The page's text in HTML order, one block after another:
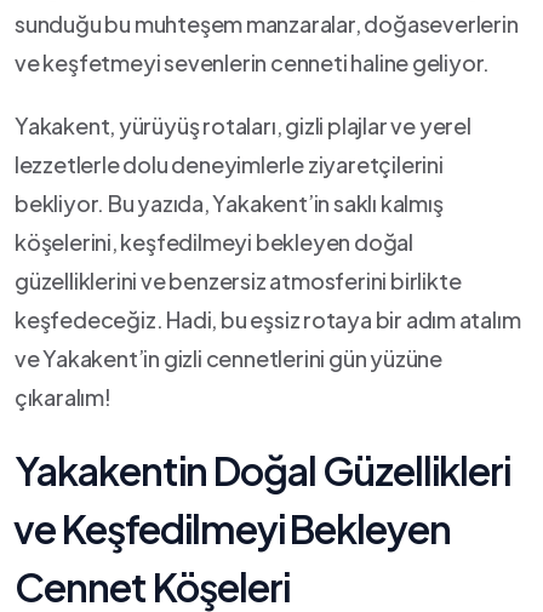
sunduğu bu ‌muhteşem⁣ manzaralar, doğaseverlerin
ve ‌keşfetmeyi sevenlerin cenneti haline⁣ geliyor.
Yakakent, ⁢yürüyüş rotaları, gizli ‍plajlar ve yerel
⁢lezzetlerle dolu deneyimlerle ziyaretçilerini​
bekliyor. ⁣Bu yazıda, ⁢Yakakent’in saklı kalmış
köşelerini, ⁤keşfedilmeyi‌ bekleyen doğal
güzelliklerini ve‍ benzersiz atmosferini birlikte
keşfedeceğiz. Hadi, bu eşsiz ⁢rotaya ​bir adım⁣ atalım
⁣ve Yakakent’in‌ gizli cennetlerini gün yüzüne
⁢çıkaralım!
Yakakentin‌ Doğal Güzellikleri
⁣ve Keşfedilmeyi ⁤Bekleyen
Cennet Köşeleri